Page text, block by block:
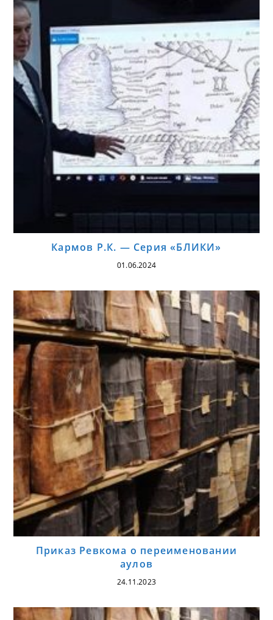
Кармов Р.К. — Серия «БЛИКИ»
01.06.2024
Приказ Ревкома о переименовании
аулов
24.11.2023